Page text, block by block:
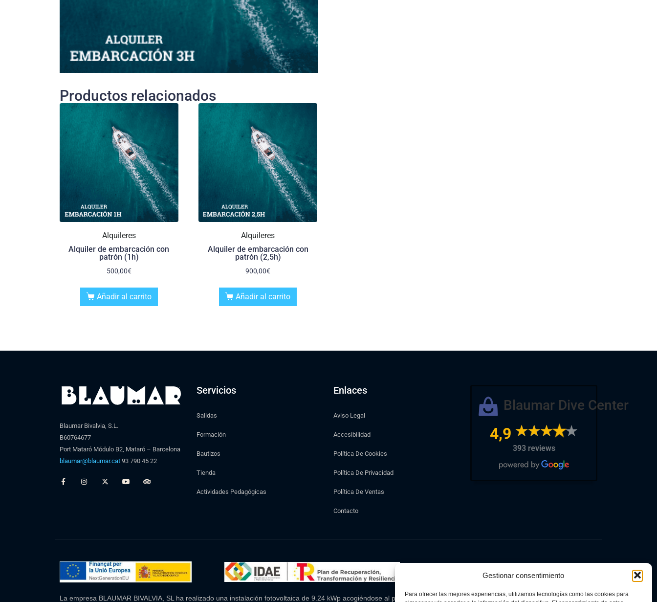
Gestionar consentimiento
Para ofrecer las mejores experiencias, utilizamos tecnologías como las cookies para
Productos relacionados
Alquileres
Alquiler de embarcación con
patrón (1h)
500,00€
Añadir al carrito
Alquileres
Alquiler de embarcación con
patrón (2,5h)
900,00€
Añadir al carrito
Blaumar Bivalvia, S.L.
B60764677
Port Mataró Módulo B2, Mataró – Barcelona
blaumar@blaumar.cat 93 790 45 22
Servicios
Salidas
Formación
Bautizos
Tienda
Actividades Pedagógicas
Enlaces
Aviso Legal
Accesibilidad
Política De Cookies
Política De Privacidad
Política De Ventas
Contacto
Blaumar Dive Center
4,9
393 reviews
La empresa BLAUMAR BIVALVIA, SL ha realizado una instalación fotovoltaica de 9.24 kWp acogiéndose al programa de incentivos unidos al autoconsumo y